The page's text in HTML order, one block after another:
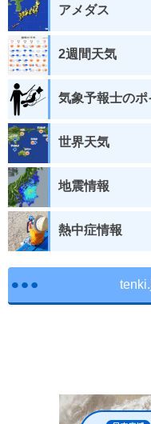
アメダス
2週間天気
気象予報士の
世界天気
地震情報
熱中症情報